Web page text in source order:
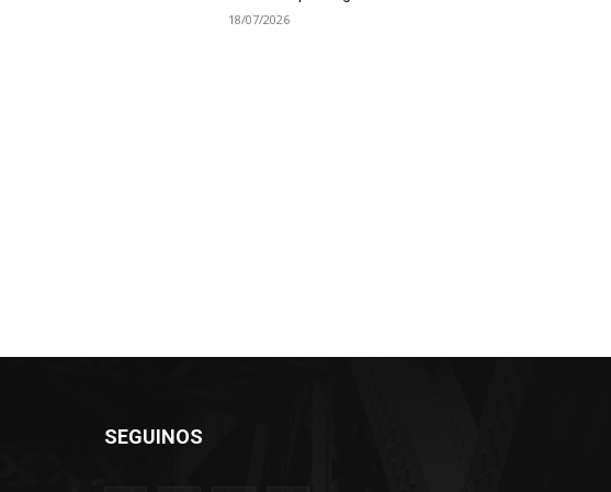
18/07/2026
SEGUINOS